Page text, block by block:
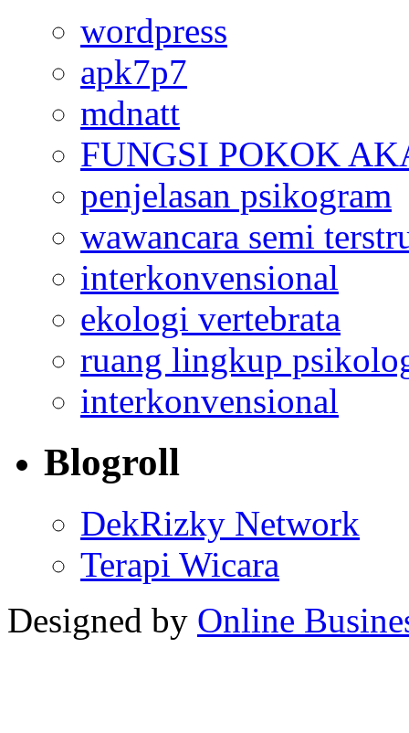
wordpress
apk7p7
mdnatt
FUNGSI POKOK
penjelasan psikogram
wawancara semi
interkonvensional
ekologi vertebrata
ruang lingkup
interkonvensional
Blogroll
DekRizky Network
Terapi Wicara
Designed by Online